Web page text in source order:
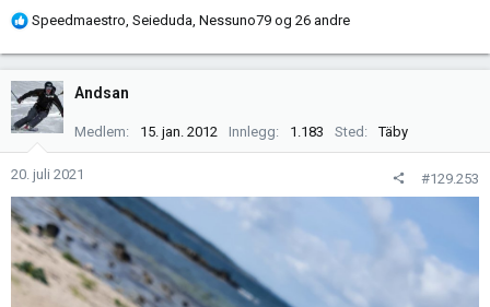
R
k
s
j
n
e
r
:
Speedmaestro Seieduda Nessuno79 og 26 andre
Andsan
Medlem 15. jan. 2012 Innlegg 1.183 Sted Täby
20. juli 2021 #129.253